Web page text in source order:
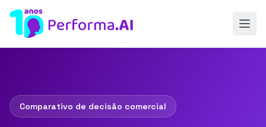
Comparativo de decisão comercial